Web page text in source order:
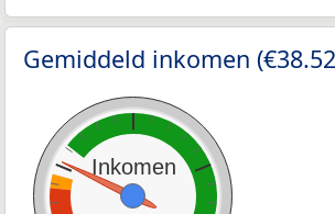
Gemiddeld inkomen
Inkomen